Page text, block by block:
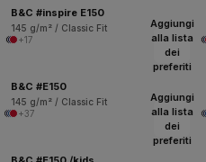
B&C #inspire E150
145 g/m² / Classic Fit
+17
Aggiungi
alla lista
dei
preferiti
B&C #E150
145 g/m² / Classic Fit
+37
Aggiungi
alla lista
dei
preferiti